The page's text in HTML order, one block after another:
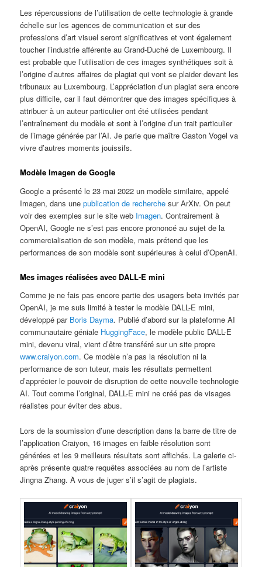
Les répercussions de l’utilisation de cette technologie à grande
échelle sur les agences de communication et sur des
professions d’art visuel seront significatives et vont également
toucher l’industrie afférente au Grand-Duché de Luxembourg. Il
est probable que l’utilisation de ces images synthétiques soit à
l’origine d’autres affaires de plagiat qui vont se plaider devant les
tribunaux au Luxembourg. L’appréciation d’un plagiat sera encore
plus difficile, car il faut démontrer que des images spécifiques à
attribuer à un auteur particulier ont été utilisées pendant
l’entraînement du modèle et sont à l’origine d’un trait particulier
de l’image générée par l’AI. Je parie que maître Gaston Vogel va
vivre d’autres moments jouissifs.
Modèle Imagen de Google
Google a présenté le 23 mai 2022 un modèle similaire, appelé
Imagen, dans unepublication de recherche sur ArXiv. On peut
voir des exemples sur le site web Imagen. Contrairement à
OpenAI, Google ne s’est pas encore prononcé au sujet de la
commercialisation de son modèle, mais prétend que les
performances de son modèle sont supérieures à celui d’OpenAI.
Mes images réalisées avec DALL-E mini
Comme je ne fais pas encore partie des usagers beta invités par
OpenAI, je me suis limité à tester le modèle DALL-E mini,
développé par Boris Dayma. Publié d’abord sur la plateforme AI
communautaire géniale HuggingFace, le modèle public DALL-E
mini, devenu viral, vient d’être transféré sur un site propre
www.craiyon.com. Ce modèle n’a pas la résolution ni la
performance de son tuteur, mais les résultats permettent
d’apprécier le pouvoir de disruption de cette nouvelle technologie
AI. Tout comme l’original, DALL-E mini ne créé pas de visages
réalistes pour éviter des abus.
Lors de la soumission d’une description dans la barre de titre de
l’application Craiyon, 16 images en faible résolution sont
générées et les 9 meilleurs résultats sont affichés. La galerie ci-
après présente quatre requêtes associées au nom de l’artiste
Jingna Zhang. À vous de juger s’il s’agit de plagiats.